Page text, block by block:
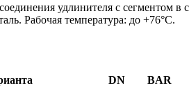
удлинителя с сегментом в
Рабочая температура: до +76°C.
DN BAR